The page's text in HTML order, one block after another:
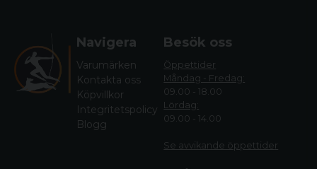
Navigera
Varumärken
Kontakta oss
Köpvillkor
Integritetspolicy
Blogg
Besök oss
Öppettider
Måndag - Fredag:
09.00 - 18.00
Lördag:
09.00 - 14.00
Se avvikande öppettider